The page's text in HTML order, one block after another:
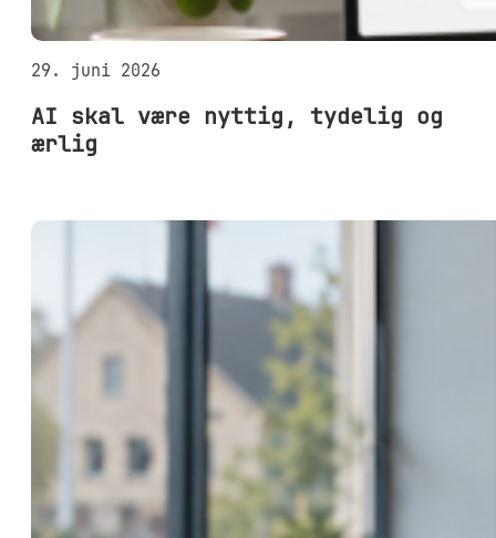
29. juni 2026
AI skal være nyttig, tydelig og
ærlig